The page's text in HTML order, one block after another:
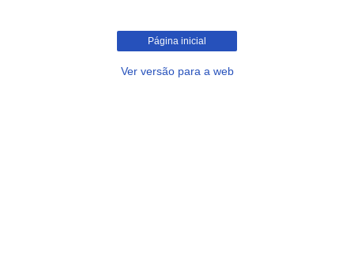
Página inicial
Ver versão para a web